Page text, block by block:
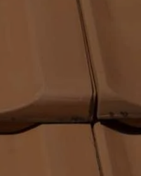
Urgence fuite de
toiture 24